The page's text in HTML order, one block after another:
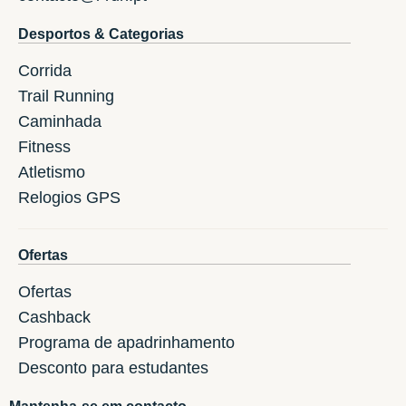
Desportos & Categorias
Corrida
Trail Running
Caminhada
Fitness
Atletismo
Relogios GPS
Ofertas
Ofertas
Cashback
Programa de apadrinhamento
Desconto para estudantes